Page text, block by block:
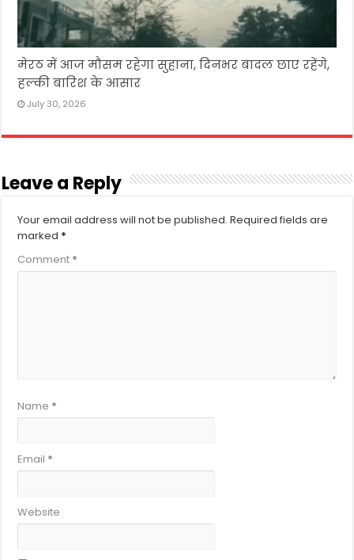
मेरठ में आज मौसम रहेगा सुहाना, दिनभर बादल छाए रहेंगे,
हल्की बारिश के आसार
July 30, 2026
Leave a Reply
Your email address will not be published. Required fields are
marked *
Comment *
Name *
Email *
Website